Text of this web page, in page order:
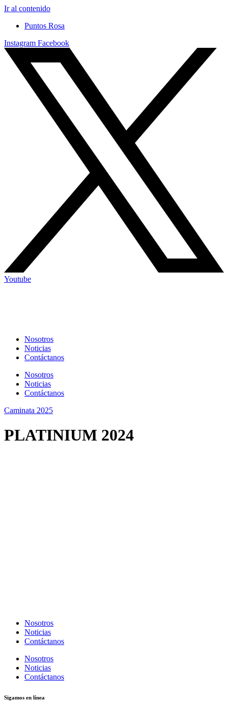
Ir al contenido
Puntos Rosa
Instagram Facebook
Youtube
Nosotros
Noticias
Contáctanos
Nosotros
Noticias
Contáctanos
Caminata 2025
PLATINIUM 2024
Nosotros
Noticias
Contáctanos
Nosotros
Noticias
Contáctanos
Sigamos en línea